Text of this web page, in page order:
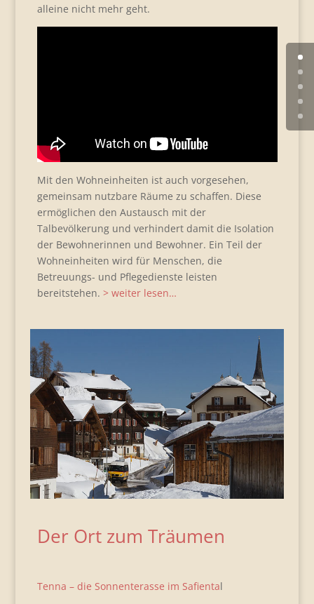
alleine nicht mehr geht.
Mit den Wohneinheiten ist auch vorgesehen,
gemeinsam nutzbare Räume zu schaffen. Diese
ermöglichen den Austausch mit der
Talbevölkerung und verhindert damit die Isolation
der Bewohnerinnen und Bewohner. Ein Teil der
Wohneinheiten wird für Menschen, die
Betreuungs- und Pflegedienste leisten
bereitstehen. > weiter lesen…
Der Ort zum Träumen
Tenna – die Sonnenterasse im Safiental